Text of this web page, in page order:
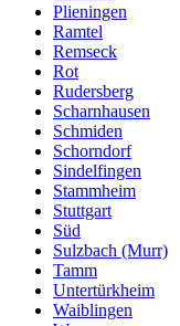
Plieningen
Ramtel
Remseck
Rot
Rudersberg
Scharnhausen
Schmiden
Schorndorf
Sindelfingen
Stammheim
Stuttgart
Süd
Sulzbach (Murr)
Tamm
Untertürkheim
Waiblingen